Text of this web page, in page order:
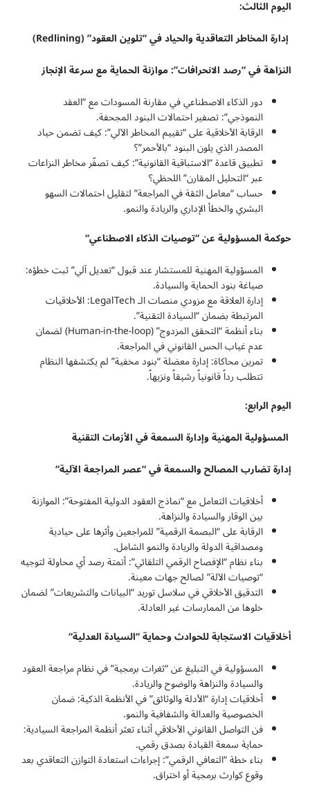
اليوم الثالث:
إدارة المخاطر التعاقدية والحياد في “تلوين العقود” (Redlining)
النزاهة في “رصد الانحرافات”: موازنة الحماية مع سرعة الإنجاز
دور الذكاء الاصطناعي في مقارنة المسودات مع “العقد
النموذجي”: تصفير احتمالات البنود المجحفة.
الرقابة الأخلاقية على “تقييم المخاطر الآلي”: كيف تضمن حياد
المصدر الذي يلون البنود “بالأحمر”؟
تطبيق قاعدة “الاستباقية القانونية”: كيف تصفّر مخاطر النزاعات
عبر “التحليل المقارن” اللحظي؟
حساب “معامل الثقة في المراجعة” لتقليل احتمالات السهو
البشري والخطأ الإداري والريادة والنمو.
حوكمة المسؤولية عن “توصيات الذكاء الاصطناعي“
المسؤولية المهنية للمستشار عند قبول “تعديل آلي” ثبت خطؤه:
صياغة بنود الحماية والسيادة.
إدارة العلاقة مع مزودي منصات الـ LegalTech: الأخلاقيات
المرتبطة بضمان “السيادة التقنية”.
بناء أنظمة “التحقق المزدوج” (Human-in-the-loop) لضمان
عدم غياب الحس القانوني في المراجعة.
تمرين محاكاة: إدارة معضلة “بنود مخفية” لم يكتشفها النظام
تتطلب رداً قانونياً رشيقاً ونزيهاً.
اليوم الرابع:
المسؤولية المهنية وإدارة السمعة في الأزمات التقنية
إدارة تضارب المصالح والسمعة في “عصر المراجعة الآلية“
أخلاقيات التعامل مع “نماذج العقود الدولية المفتوحة”: الموازنة
بين الوقار والسيادة والنزاهة.
الرقابة على “البصمة الرقمية” للمراجعين وأثرها على حيادية
ومصداقية الدولة والريادة والنمو الشامل.
بناء نظام “الإفصاح الرقمي التلقائي”: أتمتة رصد أي محاولة لتوجيه
“توصيات الآلة” لصالح جهات معينة.
التدقيق الأخلاقي في سلاسل توريد “البيانات والتشريعات” لضمان
خلوها من الممارسات غير العادلة.
أخلاقيات الاستجابة للحوادث وحماية “السيادة العدلية“
المسؤولية في التبليغ عن “ثغرات برمجية” في نظام مراجعة العقود
والسيادة والنزاهة والوضوح والريادة.
أخلاقيات إدارة “الأدلة والوثائق” في الأنظمة الذكية: ضمان
الخصوصية والعدالة والشفافية والنمو.
فن التواصل القانوني الأخلاقي أثناء تعثر أنظمة المراجعة السيادية:
حماية سمعة القيادة بصدق رقمي.
بناء خطة “التعافي الرقمي”: إجراءات استعادة التوازن التعاقدي بعد
وقوع كوارث برمجية أو اختراق.